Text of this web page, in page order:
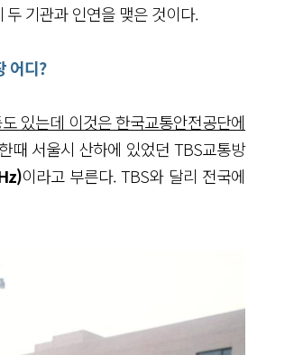
기관과 인연을 맺은 것이다.
어디?
있는데 이것은 한국교통안전공단에
때 서울시 산하에 있었던 TBS교통방
이라고 부른다. TBS와 달리 전국에